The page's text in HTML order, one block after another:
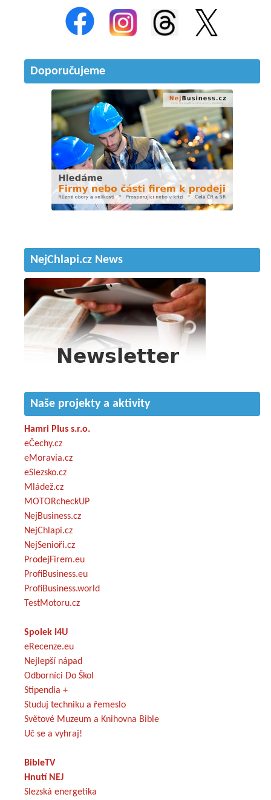
Doporučujeme
NejChlapi.cz News
Naše projekty a aktivity
Hamri Plus s.r.o.
eČechy.cz
eMoravia.cz
eSlezsko.cz
Mládež.cz
MOTORcheckUP
NejBusiness.cz
NejChlapi.cz
NejSenioři.cz
ProdejFirem.eu
ProfiBusiness.eu
ProfiBusiness.world
TestMotoru.cz
Spolek I4U
eRecenze.eu
Nejlepší nápad
Odborníci Do Škol
Stipendia +
Studuj techniku a řemeslo
Světové Muzeum a Knihovna Bible
Uč se a vyhraj!
BibleTV
Hnutí NEJ
Slezská energetika